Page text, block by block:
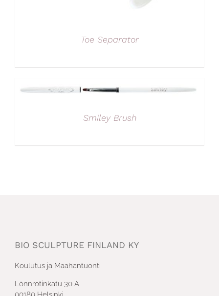
Toe Separator
Smiley Brush
BIO SCULPTURE FINLAND KY
Koulutus ja Maahantuonti
Lönnrotinkatu 30 A